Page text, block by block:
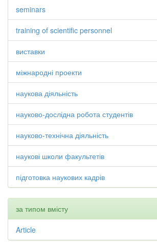
seminars
training of scientific personnel
виставки
міжнародні проекти
наукова діяльність
науково-дослідна робота студентів
науково-технічна діяльність
наукові школи факультетів
підготовка наукових кадрів
за типом вмісту
Article